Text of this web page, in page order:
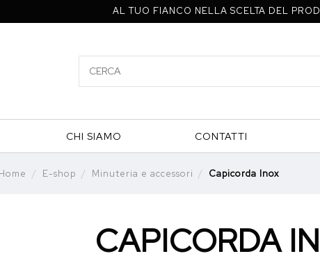
AL TUO FIANCO NELLA SCELTA DEL
CHI SIAMO CONTATTI
Home E-shop Minuteria e accessori Capicorda Inox
CAPICORDA